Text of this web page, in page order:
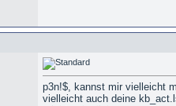
p3n!$, kannst mir vielleicht
vielleicht auch deine